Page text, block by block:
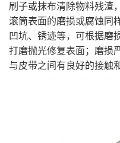
刷子或抹布清除物料残渣
滚筒表面的磨损或腐蚀同
凹坑、锈迹等，可根据磨
打磨抛光修复表面；磨损
与皮带之间有良好的接触